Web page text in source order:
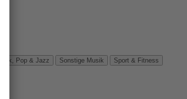
Rock, Pop & Jazz Sonstige Musik
Sport & Fitness